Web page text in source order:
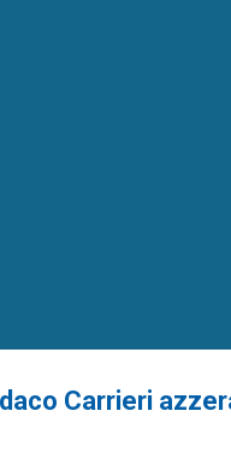
Carrieri